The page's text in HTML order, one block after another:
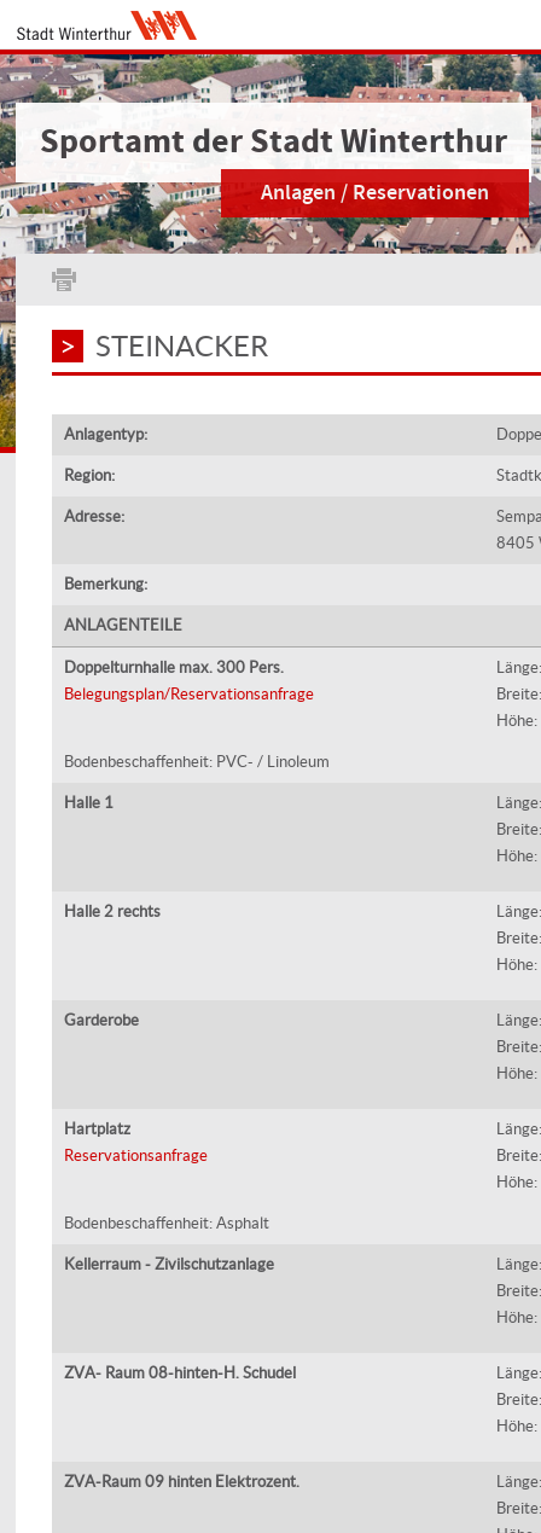
Sportamt der Stadt Winterthur
Anlagen / Reservationen
STEINACKER
Anlagentyp:
Region:
Adresse:
8405
Bemerkung:
ANLAGENTEILE
Doppelturnhalle max. 300 Pers.
Belegungsplan/Reservationsanfrage
Bodenbeschaffenheit: PVC- / Linoleum
Halle 1
Halle 2 rechts
Garderobe
Hartplatz
Reservationsanfrage
Bodenbeschaffenheit: Asphalt
Kellerraum - Zivilschutzanlage
ZVA- Raum 08-hinten-H. Schudel
ZVA-Raum 09 hinten Elektrozent.